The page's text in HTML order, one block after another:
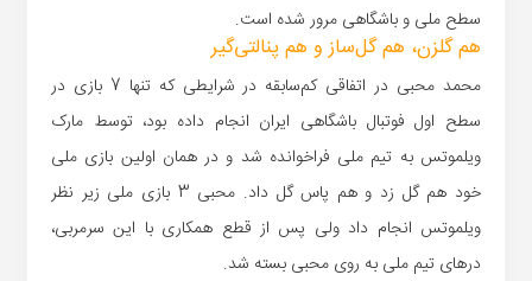
سطح ملی و باشگاهی مرور شده است.
هم گلزن، هم گل‌ساز و هم پنالتی‌گیر
محمد محبی در اتفاقی کم‌سابقه در شرایطی که تنها 7 بازی در
سطح اول فوتبال باشگاهی ایران انجام داده بود، توسط مارک
ویلموتس به تیم ملی فراخوانده شد و در همان اولین بازی ملی
خود هم گل زد و هم پاس گل داد. محبی 3 بازی ملی زیر نظر
ویلموتس انجام داد ولی پس از قطع همکاری با این سرمربی،
درهای تیم ملی به روی محبی بسته شد.